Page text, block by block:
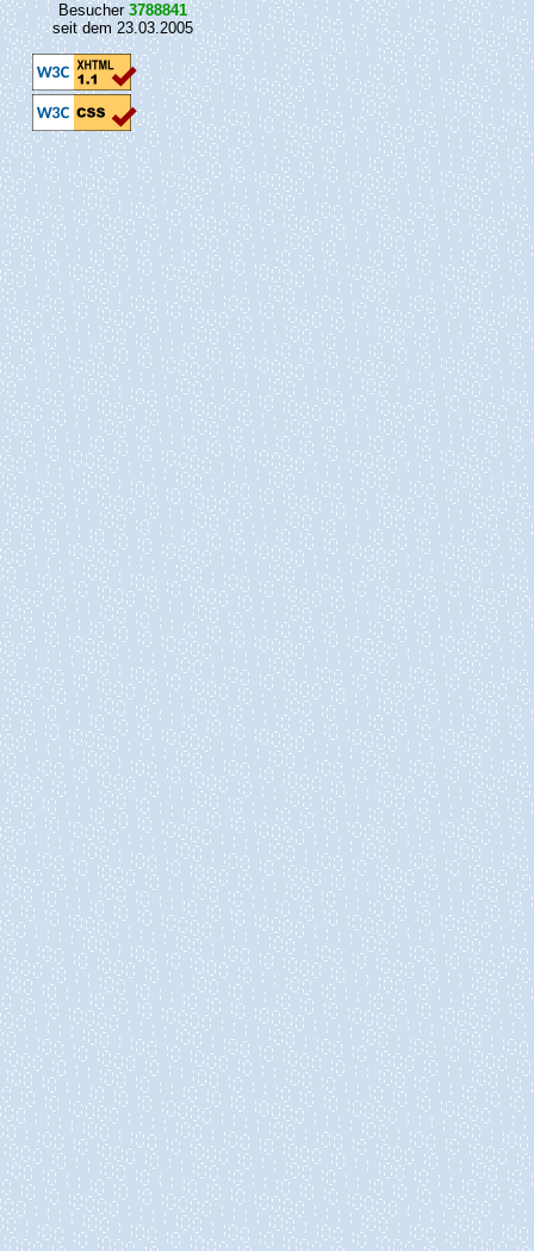
Besucher 3788841
seit dem 23.03.2005